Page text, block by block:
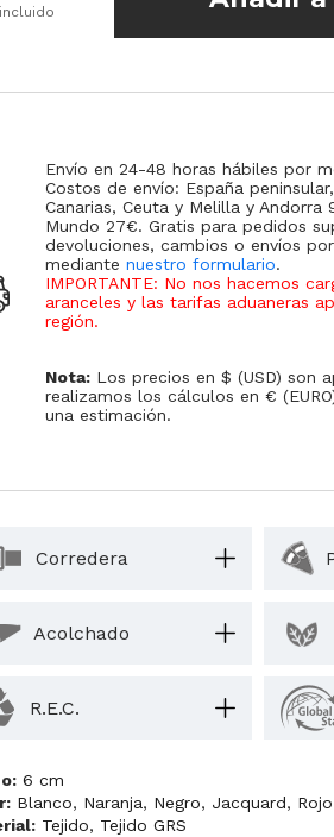
Envío en 24-48 horas hábiles por
Costos de envío: España
Canarias, Ceuta y Melilla y Andorra
Mundo 27€. Gratis para pedidos
devoluciones, cambios o envíos
mediantenuestro formulario.
IMPORTANTE: No nos hacemos
aranceles y las tarifas aduaneras
región.
Nota: Los precios en $ (USD) son
realizamos los cálculos en €
una estimación.
Corredera
Acolchado
R.E.C.
6 cm
Blanco, Naranja, Negro, Jacquard, Rojo
Tejido, Tejido GRS